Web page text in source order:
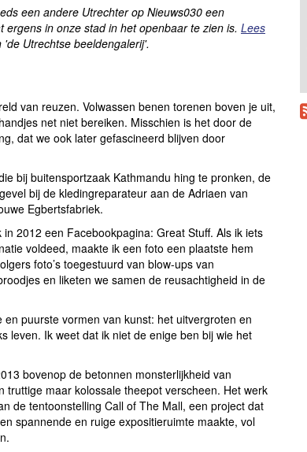
een andere Utrechter op Nieuws030 een
in onze stad in het openbaar te zien is. Lees
'de Utrechtse beeldengalerij'.
van reuzen. Volwassen benen torenen boven je uit,
net niet bereiken. Misschien is het door de
dat we ook later gefascineerd blijven door
bij buitensportzaak Kathmandu hing te pronken, de
bij de kledingreparateur aan de Adriaen van
Egbertsfabriek.
2012 een Facebookpagina: Great Stuff. Als ik iets
voldeed, maakte ik een foto een plaatste hem
foto’s toegestuurd van blow-ups van
en liketen we samen de reusachtigheid in de
puurste vormen van kunst: het uitvergroten en
leven. Ik weet dat ik niet de enige ben bij wie het
bovenop de betonnen monsterlijkheid van
truttige maar kolossale theepot verscheen. Het werk
de tentoonstelling Call of The Mall, een project dat
spannende en ruige expositieruimte maakte, vol